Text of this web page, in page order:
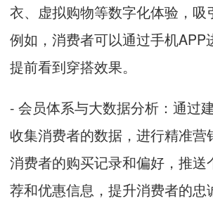
衣、虚拟购物等数字化体验，吸
例如，消费者可以通过手机APP
提前看到穿搭效果。
- 会员体系与大数据分析：通过
收集消费者的数据，进行精准营
消费者的购买记录和偏好，推送
荐和优惠信息，提升消费者的忠